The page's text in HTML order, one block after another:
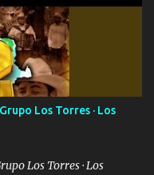
soy su pesadilla, lo sé
Tengo de rodillas a otras
Soy yo la mente que
No lo entenderías en
lo tiene Una me está
que vaya a verla y que
que las saque a
más que llenar Se
Los Torres · Los
Los Torres · Los